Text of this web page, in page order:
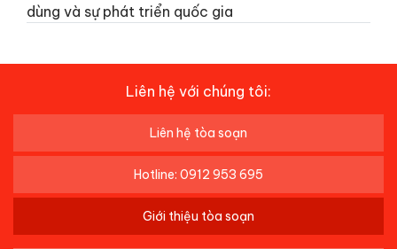
dùng và sự phát triển quốc gia
Liên hệ với chúng tôi:
Liên hệ tòa soạn
Hotline: 0912 953 695
Giới thiệu tòa soạn